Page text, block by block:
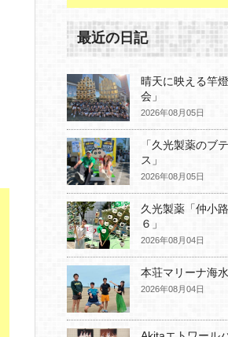
最近の日記
晴天に映える竿
会」
2026年08月05日
「久光製薬のブ
ス」
2026年08月05日
久光製薬「仲小
６」
2026年08月04日
本荘マリーナ海
2026年08月04日